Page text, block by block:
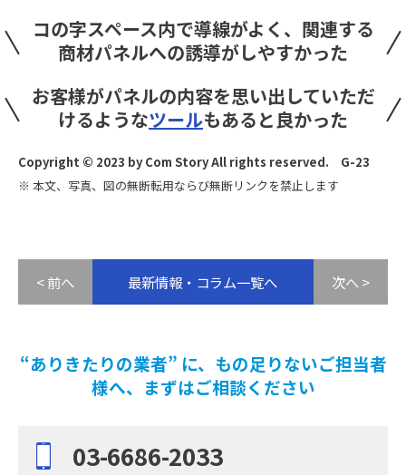
コの字スペース内で導線がよく、関連する
商材パネルへの誘導がしやすかった
お客様がパネルの内容を思い出していただ
けるようなツールもあると良かった
Copyright © 2023 by Com Story All rights reserved. G-23
※ 本文、写真、図の無断転用ならび無断リンクを禁止します
< 前へ 最新情報・コラム一覧へ 次へ >
“ありきたりの業者” に、もの足りないご担当者
様へ、まずはご相談ください
03-6686-2033